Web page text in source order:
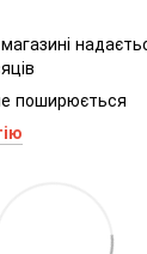
поширюється